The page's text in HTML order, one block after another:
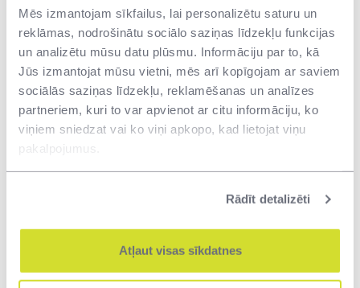
Mēs izmantojam sīkfailus, lai personalizētu saturu un
reklāmas, nodrošinātu sociālo saziņas līdzekļu funkcijas
un analizētu mūsu datu plūsmu. Informāciju par to, kā
Jūs izmantojat mūsu vietni, mēs arī kopīgojam ar saviem
sociālās saziņas līdzekļu, reklamēšanas un analīzes
partneriem, kuri to var apvienot ar citu informāciju, ko
viņiem sniedzat vai ko viņi apkopo, kad lietojat viņu
pakalpojumus.
Rādīt detalizēti
Atļaut visas sīkdatnes
Projekta “Infrastruktūras izveide kontroles dienestu
funkciju īstenošanai Kundziņsalā” ietvaros ir
paredzēts izveidot jaunu, mūsdienu prasībām
atbilstošu infrastruktūru kontroles dienestu - Valsts
ieņēmumu dienesta, Valsts robežsardzes un
Pārtikas un veterinārā dienesta - funkciju
īstenošanai, kā arī pārcelt Rīgas brīvostas muitas
kontroles punktu no Uriekstes ielas 16, uz Uriekstes
pilsētas satiksmes plūsmu un sekmēs Eiropas
transporta tīkla (TEN-T) infrastruktūras attīstību.